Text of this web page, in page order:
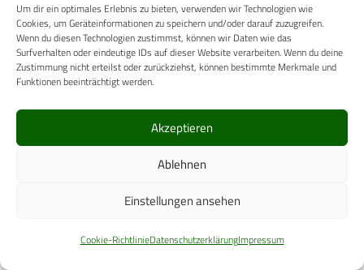
Um dir ein optimales Erlebnis zu bieten, verwenden wir Technologien wie
Cookies, um Geräteinformationen zu speichern und/oder darauf zuzugreifen.
Wenn du diesen Technologien zustimmst, können wir Daten wie das
Surfverhalten oder eindeutige IDs auf dieser Website verarbeiten. Wenn du deine
Zustimmung nicht erteilst oder zurückziehst, können bestimmte Merkmale und
Funktionen beeinträchtigt werden.
Akzeptieren
Ablehnen
Einstellungen ansehen
Cookie-RichtlinieDatenschutzerklärungImpressum
Ecolab Deutschland GmbH